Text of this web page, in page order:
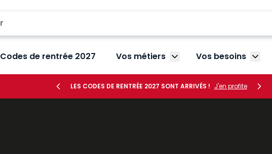
Codes de rentrée 2027 Vos métiers Afficher le sous-menu
Vos besoins
LES CODES DE RENTRÉE 2027 SONT ARRIVÉS ! J'en profite